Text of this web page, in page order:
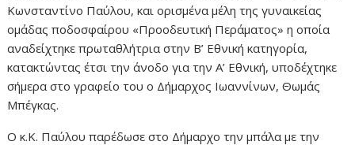
Κωνσταντίνο Παύλου, και ορισμένα μέλη της γυναικείας
ομάδας ποδοσφαίρου «Προοδευτική Περάματος» η οποία
αναδείχτηκε πρωταθλήτρια στην Β’ Εθνική κατηγορία,
κατακτώντας έτσι την άνοδο για την Α’ Εθνική, υποδέχτηκε
σήμερα στο γραφείο του ο Δήμαρχος Ιωαννίνων, Θωμάς
Μπέγκας.
Ο κ.Κ. Παύλου παρέδωσε στο Δήμαρχο την μπάλα με την